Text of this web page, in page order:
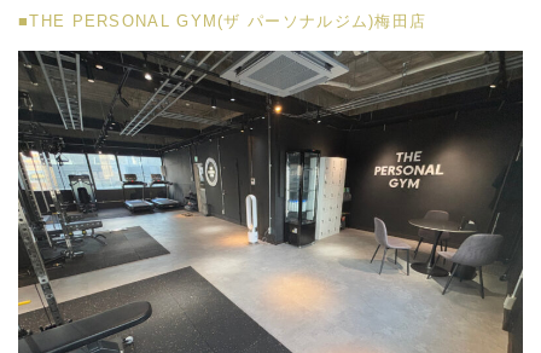
■THE PERSONAL GYM(ザ パーソナルジム)梅田店